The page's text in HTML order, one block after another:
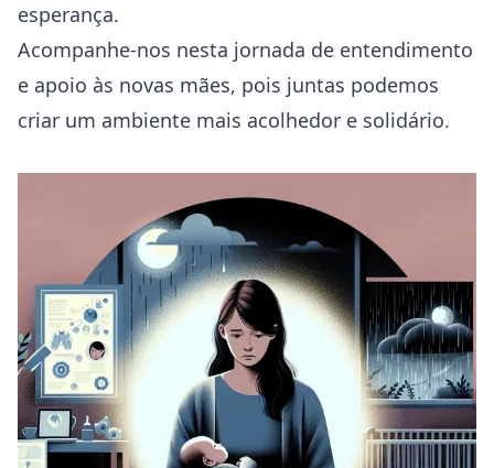
esperança.
Acompanhe-nos nesta jornada de entendimento
e apoio às novas mães, pois juntas podemos
criar um ambiente mais acolhedor e solidário.